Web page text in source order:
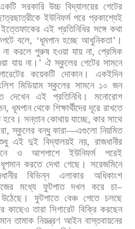
সরকারি উচ্চ বিদ্যালয়ের গেটের
ইউনিফর্ম পরে প্রকাশ্যেই
ইত্তেফাকের এই প্রতিনিধির সঙ্গে কথা
বলে, ‘ধূমপান হচ্ছে আধুনিকতা’ ।
না করলে পুরুষ হওয়া যায় না,প্রেমিক
যায় না। ’ ঐ স্কুলের গেটের সামনে
কয়েকটি দোকান।
একইদিন
মিডিয়াম স্কুলের সামনে ১০ জন
দেখেন এই প্রতিনিধি।
মনোরোগ
, ধূমপান থেকে শিক্ষার্থীদের দূরে রাখতে
হবে। সন্তান কোথায় যাচ্ছে, কার সাথে
,স্কুলের বন্ধু কারা—এগুলো নিয়মিত
এই দুই বিদ্যালয়ই নয়, রাজধানীর
ও আশপাশে ইউনিফর্ম
পরেই
ধূপমান করতে দেখা গেছে। সরেজমিনে
বিভিন্ন এলাকার
অধিকাংশ
মধ্যে ফুটপাত দখল করে চা–
উঠেছে। ফুটপাতে বেঞ্চ পেতে চলছে
কাছেও তারা সিগারেট বিক্রি করছেন
তামাক নিয়ন্ত্রণ আইন বাস্তবায়নের